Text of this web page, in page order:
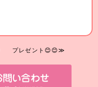
プレゼント😊😊≫